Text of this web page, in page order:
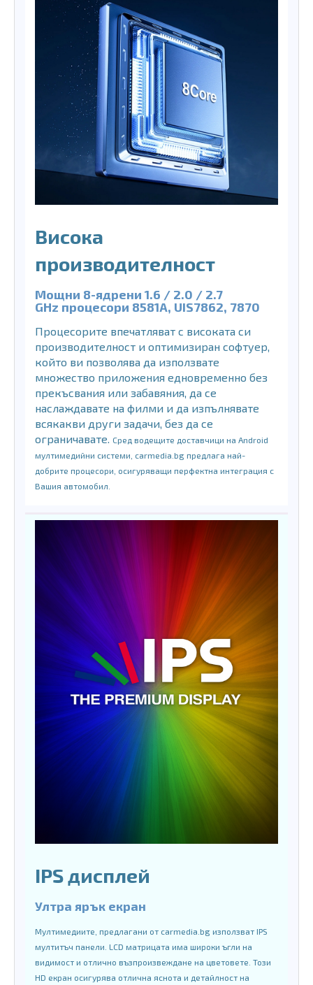
Висока
производителност
Мощни 8-ядрени 1.6 / 2.0 / 2.7
GHz процесори 8581A, UIS7862, 7870
Процесорите впечатляват с високата си
производителност и оптимизиран софтуер,
който ви позволява да използвате
множество приложения едновременно без
прекъсвания или забавяния, да се
наслаждавате на филми и да изпълнявате
всякакви други задачи, без да се
ограничавате. Сред водещите доставчици на Android
мултимедийни системи, carmedia.bg предлага най-
добрите процесори, осигуряващи перфектна интеграция с
Вашия автомобил.
IPS дисплей
Ултра ярък екран
Мултимедиите, предлагани от carmedia.bg използват IPS
мултитъч панели. LCD матрицата има широки ъгли на
видимост и отлично възпроизвеждане на цветовете. Този
HD екран осигурява отлична яснота и детайлност на